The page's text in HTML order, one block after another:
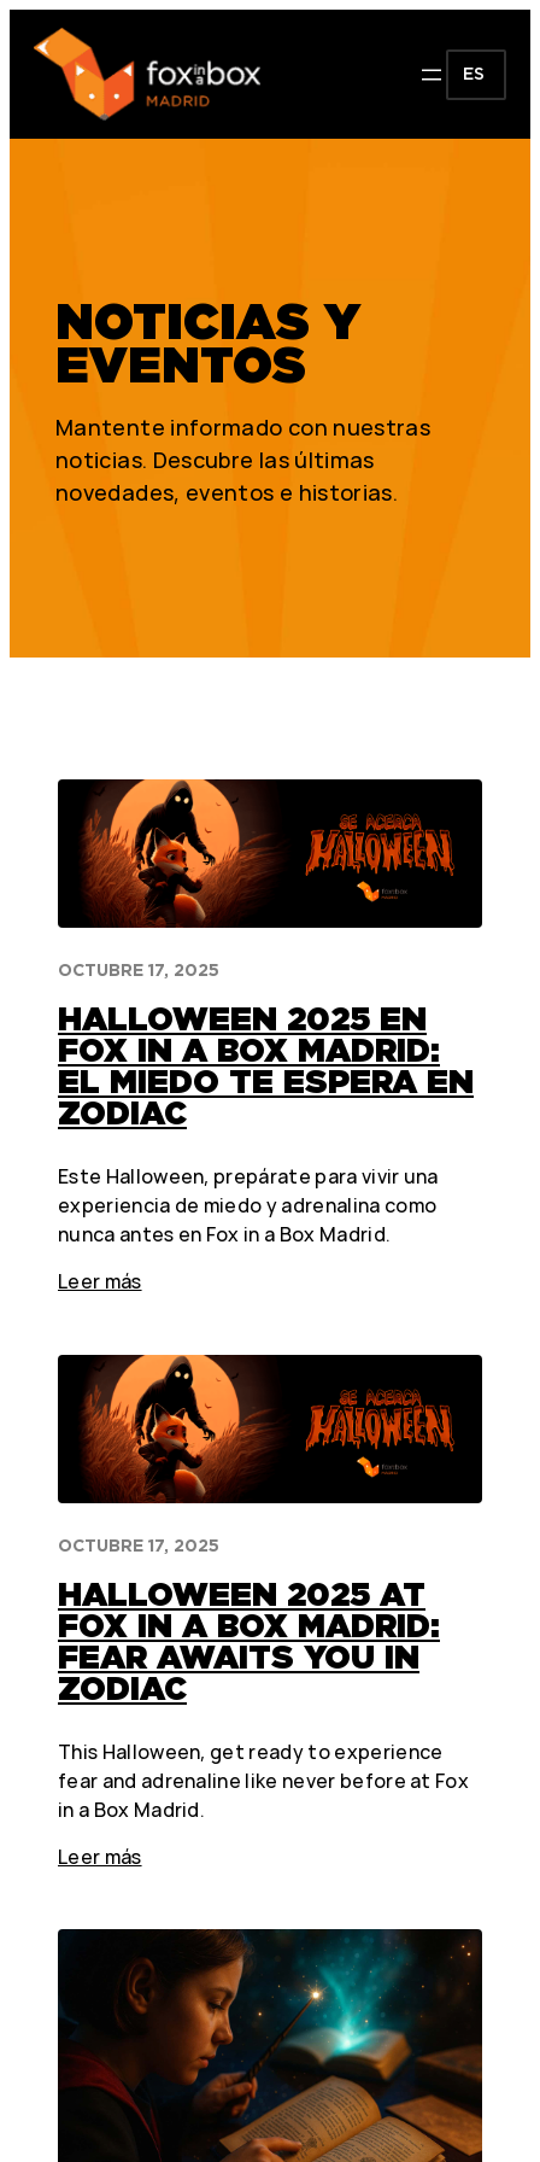
ES
NOTICIAS Y
EVENTOS
Mantente informado con nuestras
noticias. Descubre las últimas
novedades, eventos e historias.
OCTUBRE 17, 2025
HALLOWEEN 2025 EN
FOX IN A BOX MADRID:
EL MIEDO TE ESPERA EN
ZODIAC
Este Halloween, prepárate para vivir una
experiencia de miedo y adrenalina como
nunca antes en Fox in a Box Madrid.
Leer más
OCTUBRE 17, 2025
HALLOWEEN 2025 AT
FOX IN A BOX MADRID:
FEAR AWAITS YOU IN
ZODIAC
This Halloween, get ready to experience
fear and adrenaline like never before at Fox
in a Box Madrid.
Leer más